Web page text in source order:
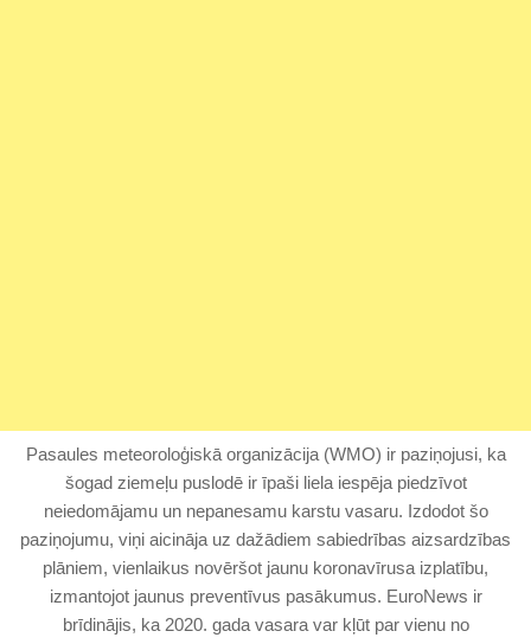
Pasaules meteoroloģiskā organizācija (WMO) ir paziņojusi, ka
šogad ziemeļu puslodē ir īpaši liela iespēja piedzīvot
neiedomājamu un nepanesamu karstu vasaru. Izdodot šo
paziņojumu, viņi aicināja uz dažādiem sabiedrības aizsardzības
plāniem, vienlaikus novēršot jaunu koronavīrusa izplatību,
izmantojot jaunus preventīvus pasākumus. EuroNews ir
brīdinājis, ka 2020. gada vasara var kļūt par vienu no